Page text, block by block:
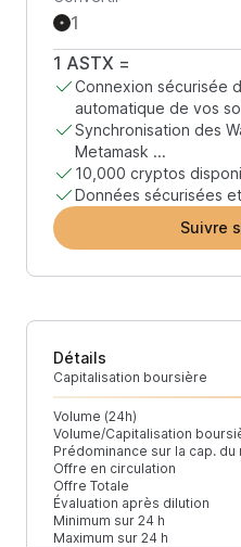
1 ASTX =
Connexion sécurisée
automatique de vos
Synchronisation des
Metamask ...
10,000 cryptos
Données sécurisées
Suivre
Détails
Capitalisation boursière
Volume (24h)
Volume/Capitalisation
Prédominance sur la cap. du
Offre en circulation
Offre Totale
Évaluation après dilution
Minimum sur 24 h
Maximum sur 24 h